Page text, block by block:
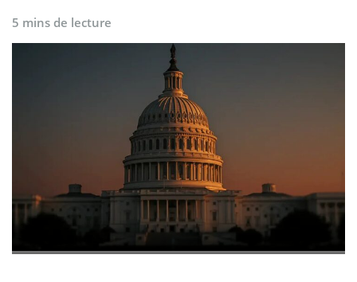
5 mins de lecture